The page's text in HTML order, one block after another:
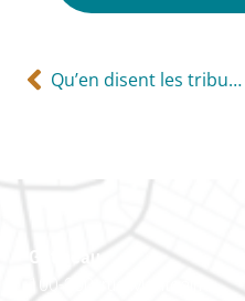
Qu’en disent les tribunaux?
Gatineau
100-200, rue Montcalm